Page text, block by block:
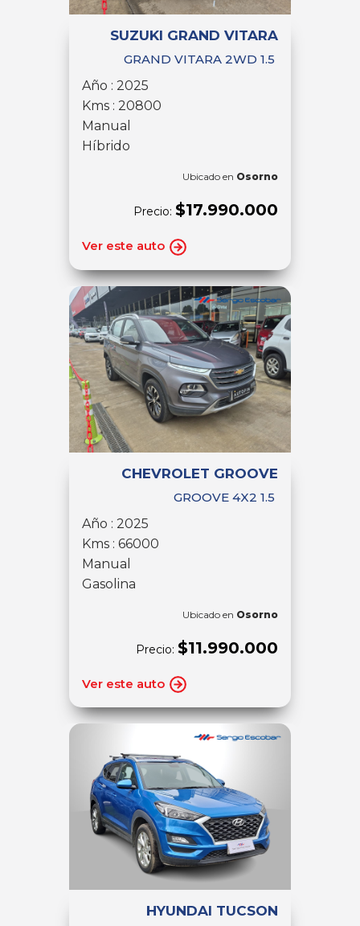
SUZUKI GRAND VITARA
GRAND VITARA 2WD 1.5
Año : 2025
Kms : 20800
Manual
Híbrido
Ubicado en Osorno
Precio: $17.990.000
Ver este auto
CHEVROLET GROOVE
GROOVE 4X2 1.5
Año : 2025
Kms : 66000
Manual
Gasolina
Ubicado en Osorno
Precio: $11.990.000
Ver este auto
HYUNDAI TUCSON